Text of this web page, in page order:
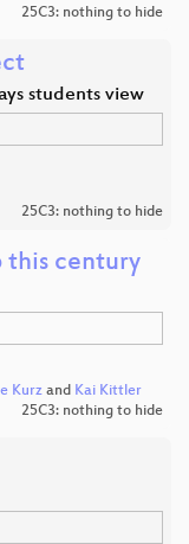
25C3: nothing to hide
students view
25C3: nothing to hide
this century
Kurz and Kai Kittler
25C3: nothing to hide